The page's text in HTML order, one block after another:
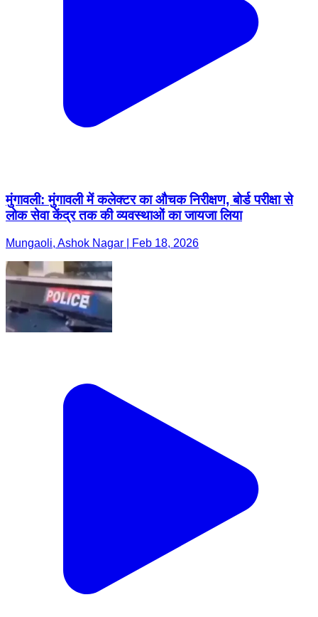
मुंगावली: मुंगावली में कलेक्टर का औचक निरीक्षण, बोर्ड परीक्षा से
लोक सेवा केंद्र तक की व्यवस्थाओं का जायजा लिया
Mungaoli, Ashok Nagar | Feb 18, 2026